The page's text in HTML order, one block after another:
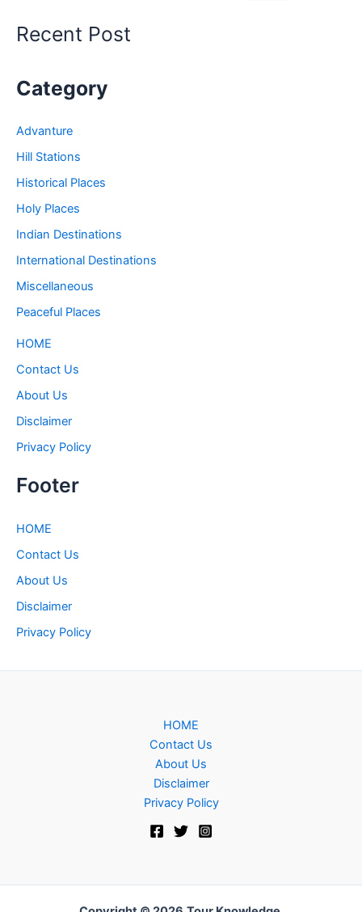
Places
Recent Post
Category
Advanture
Hill Stations
Historical Places
Holy Places
Indian Destinations
International Destinations
Miscellaneous
Peaceful Places
HOME
Contact Us
About Us
Disclaimer
Privacy Policy
Footer
HOME
Contact Us
About Us
Disclaimer
Privacy Policy
HOME
Contact Us
About Us
Disclaimer
Privacy Policy